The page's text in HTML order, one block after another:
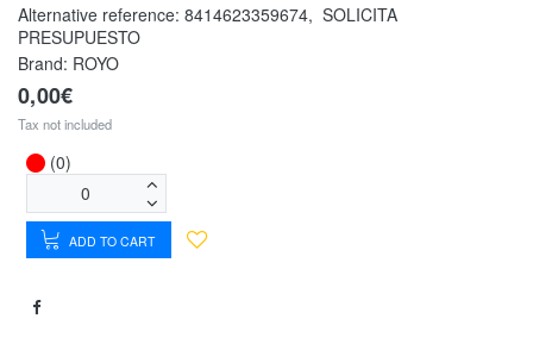
Alternative reference: 8414623359674, SOLICITA
PRESUPUESTO
Brand: ROYO
0,00€
Tax not included
(0)
ADD TO CART